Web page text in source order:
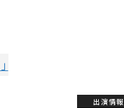
出演情報